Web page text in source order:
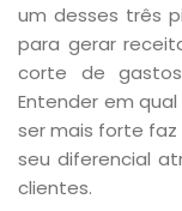
um desses três
para gerar
corte de
Entender em
ser mais forte
seu diferencial
clientes.